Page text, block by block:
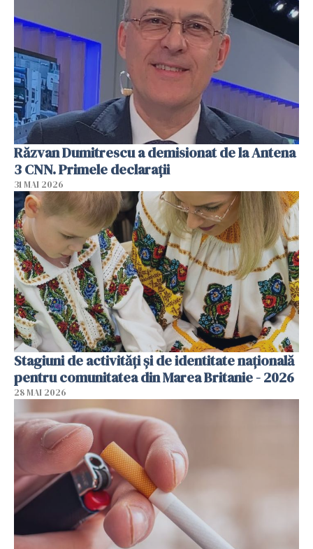
Răzvan Dumitrescu a demisionat de la Antena
3 CNN. Primele declarații
31 MAI 2026
Stagiuni de activități și de identitate națională
pentru comunitatea din Marea Britanie - 2026
28 MAI 2026